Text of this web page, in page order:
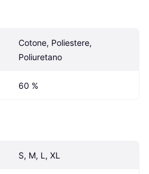
Cotone, Poliestere,
Poliuretano
60 %
S, M, L, XL